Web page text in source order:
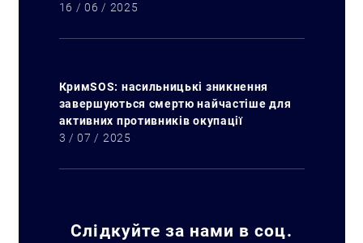
16 / 06 / 2025
КримSOS: насильницькі зникнення
завершуються смертю найчастіше для
активних противників окупації
3 / 07 / 2025
Слідкуйте за нами в соц.